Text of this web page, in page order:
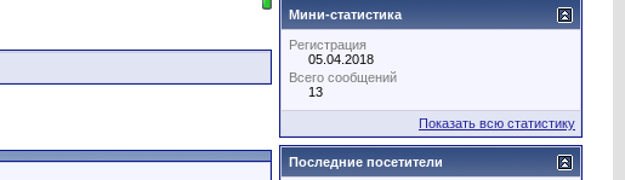
Мини-статистика
Регистрация
05.04.2018
Всего сообщений
13
Показать всю статистику
Последние посетители